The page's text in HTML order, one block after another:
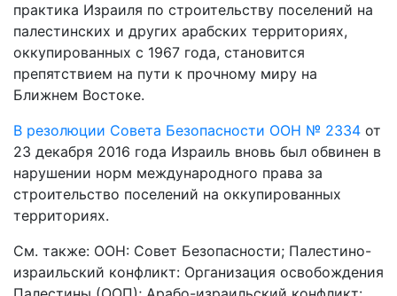
практика Израиля по строительству поселений на
палестинских и других арабских территориях,
оккупированных с 1967 года, становится
препятствием на пути к прочному миру на
Ближнем Востоке.
В резолюции Совета Безопасности ООН № 2334 от
23 декабря 2016 года Израиль вновь был обвинен в
нарушении норм международного права за
строительство поселений на оккупированных
территориях.
См. также: ООН: Совет Безопасности; Палестино-
израильский конфликт: Организация освобождения